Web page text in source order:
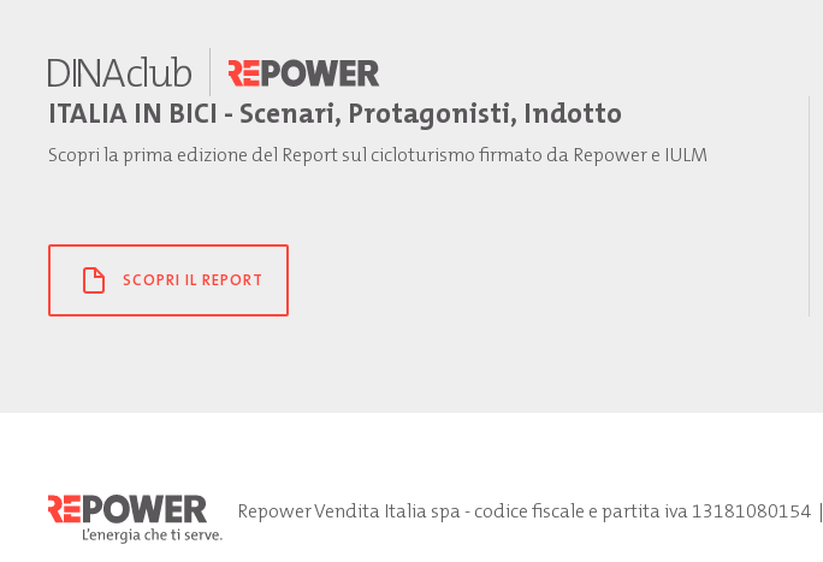
ITALIA IN BICI - Scenari, Protagonisti, Indotto
Scopri la prima edizione del Report sul cicloturismo firmato da Repower e IULM
SCOPRI IL REPORT
Repower Vendita Italia spa - codice fiscale e partita iva 13181080154|